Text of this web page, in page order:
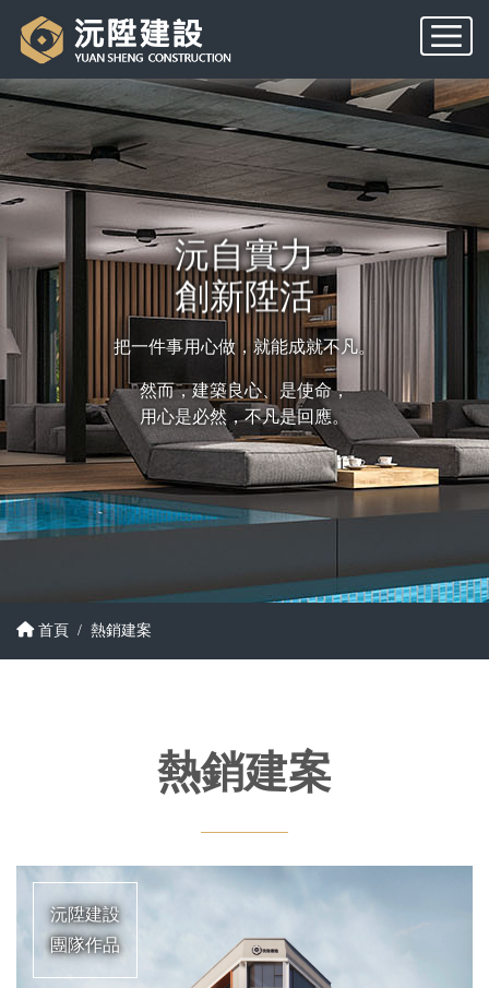
沅⾃實⼒
創新陞活
把⼀件事⽤⼼做，就能成就不凡。
然⽽，建築良⼼、是使命，
⽤⼼是必然，不凡是回應。
首頁 熱銷建案
熱銷建案
沅陞建設
團隊作品